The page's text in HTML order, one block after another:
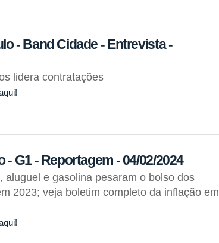
- Band Cidade - Entrevista -
lidera contratações
- G1 - Reportagem - 04/02/2024
aluguel e gasolina pesaram o bolso dos
2023; veja boletim completo da inflação em